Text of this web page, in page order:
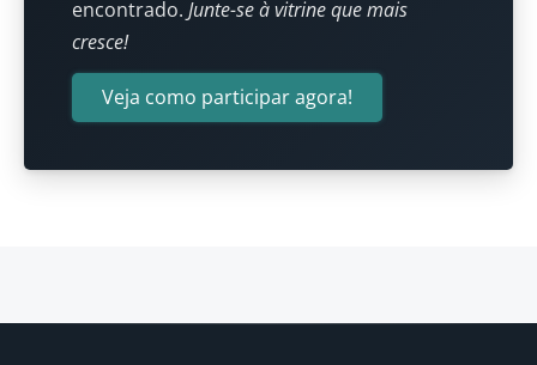
encontrado. Junte-se à vitrine que mais
cresce!
Veja como participar agora!